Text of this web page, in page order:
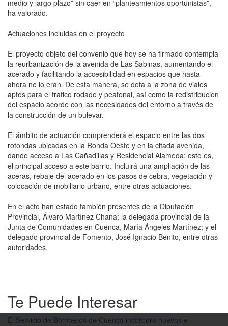
medio y largo plazo” sin caer en “planteamientos oportunistas”,
ha valorado.
Actuaciones incluidas en el proyecto
El proyecto objeto del convenio que hoy se ha firmado contempla
la reurbanización de la avenida de Las Sabinas, aumentando el
acerado y facilitando la accesibilidad en espacios que hasta
ahora no lo eran. De esta manera, se dota a la zona de viales
aptos para el tráfico rodado y peatonal, así como la redistribución
del espacio acorde con las necesidades del entorno a través de
la construcción de un bulevar.
El ámbito de actuación comprenderá el espacio entre las dos
rotondas ubicadas en la Ronda Oeste y en la citada avenida,
dando acceso a Las Cañadillas y Residencial Alameda; esto es,
el principal acceso a este barrio. Incluirá una ampliación de las
aceras, rebaje del acerado en los pasos de cebra, vegetación y
colocación de mobiliario urbano, entre otras actuaciones.
En el acto han estado también presentes de la Diputación
Provincial, Álvaro Martínez Chana; la delegada provincial de la
Junta de Comunidades en Cuenca, María Ángeles Martínez; y el
delegado provincial de Fomento, José Ignacio Benito, entre otras
autoridades.
Te Puede Interesar
El Servicio de Bomberos de Cuenca incorpora nuevos e